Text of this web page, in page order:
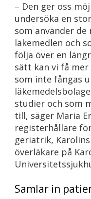
– Den ger oss
undersöka en
som använder de
läkemedlen och
följa över en
sätt kan vi få
som inte fångas
studier och som
till, säger Maria
registerhållare
geriatrik,
överläkare på
Samlar in